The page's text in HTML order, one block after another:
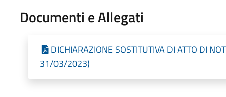
Documenti e Allegati
DICHIARAZIONE SOSTITUTIVA DI ATTO DI
31/03/2023)